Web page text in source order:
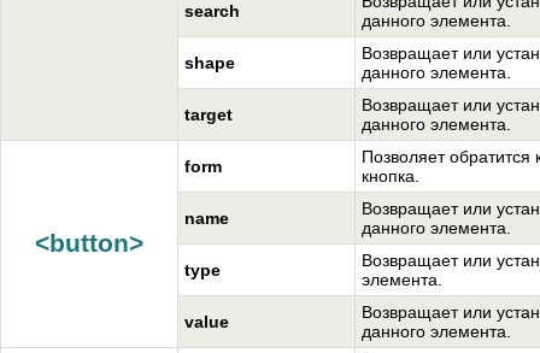
search
данного элемента.
shape
Возвращает или
данного элемента.
target
Возвращает или
данного элемента.
<button>
form
Позволяет
кнопка.
name
Возвращает или
данного элемента.
type
Возвращает или
элемента.
value
Возвращает или
данного элемента.